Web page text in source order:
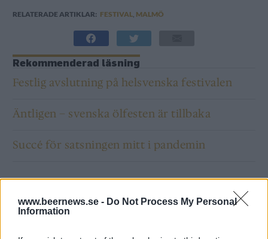
www.beernews.se - Do Not Process My Personal
Information
RELATERADE ARTIKLAR: FESTIVAL, MALMÖ
Rekommenderad läsning
Festlig avslutning på helsvenska festivalen
Äntligen – svenska ölfesten är tillbaka
Succé för satsningen mitt i pandemin